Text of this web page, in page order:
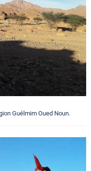
Guélmim Oued Noun.